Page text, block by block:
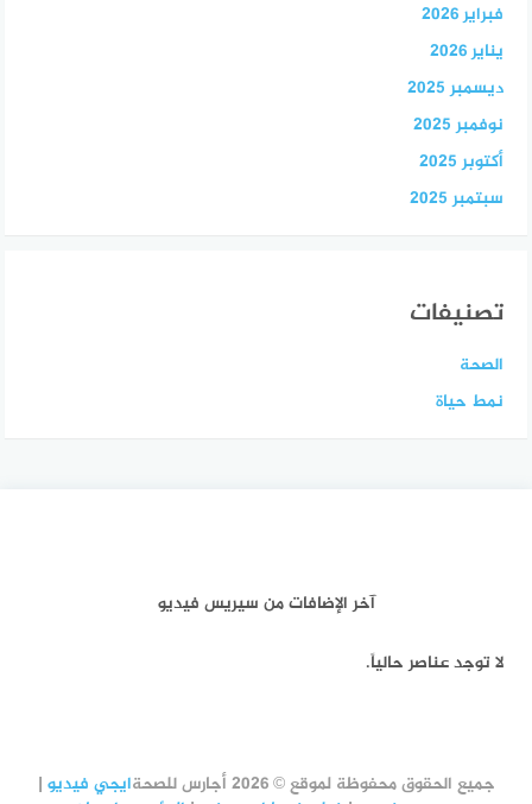
فبراير 2026
يناير 2026
ديسمبر 2025
نوفمبر 2025
أكتوبر 2025
سبتمبر 2025
تصنيفات
الصحة
نمط حياة
آخر الإضافات من سيريس فيديو
لا توجد عناصر حالياً.
جميع الحقوق محفوظة لموقع © 2026 أجارس للصحة ايجي فيديو |